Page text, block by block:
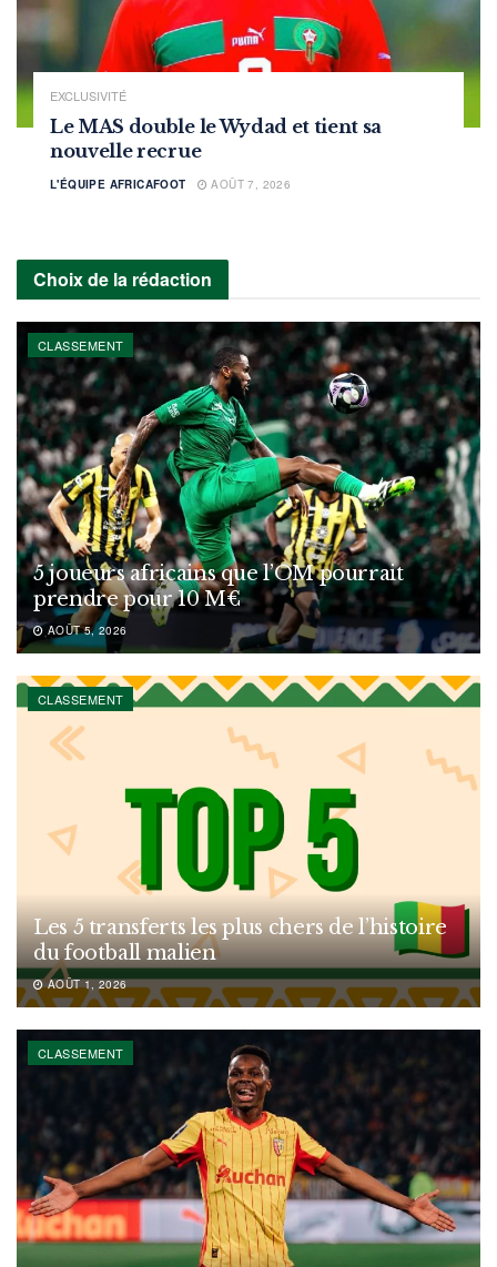
EXCLUSIVITÉ
Le MAS double le Wydad et tient sa
nouvelle recrue
L'ÉQUIPE AFRICAFOOT AOÛT 7, 2026
Choix de la rédaction
CLASSEMENT
5 joueurs africains que l’OM pourrait
prendre pour 10 M€
AOÛT 5, 2026
CLASSEMENT
Les 5 transferts les plus chers de l’histoire
du football malien
AOÛT 1, 2026
CLASSEMENT